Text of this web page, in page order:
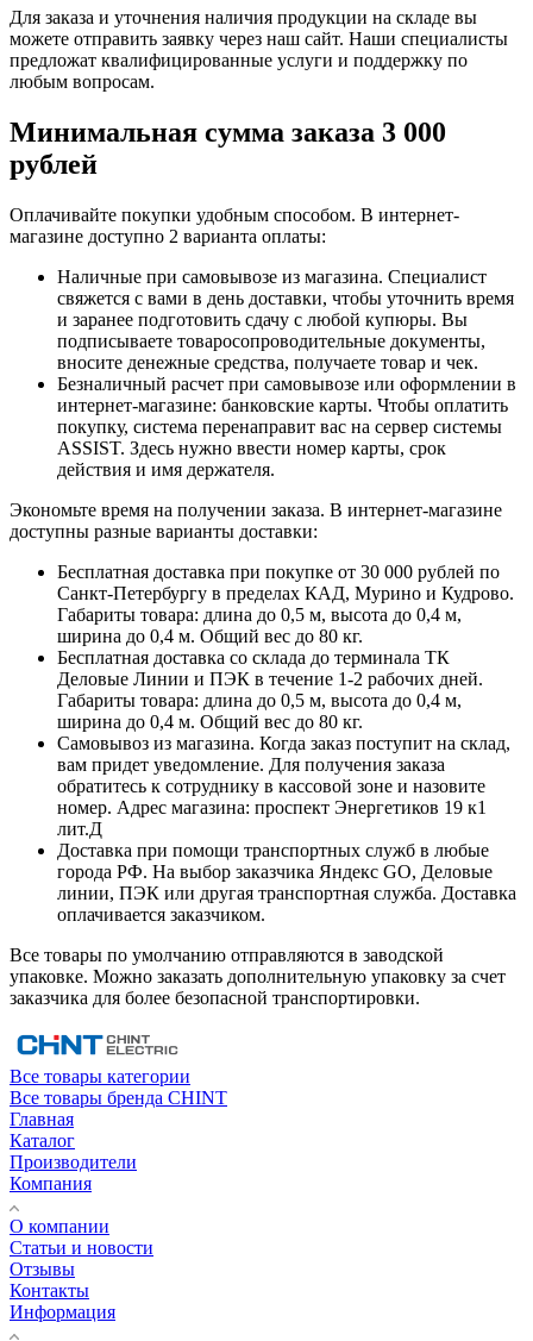
Для заказа и уточнения наличия продукции на складе вы
можете отправить заявку через наш сайт. Наши специалисты
предложат квалифицированные услуги и поддержку по
любым вопросам.
Минимальная сумма заказа 3 000
рублей
Оплачивайте покупки удобным способом. В интернет-
магазине доступно 2 варианта оплаты:
Наличные при самовывозе из магазина. Специалист
свяжется с вами в день доставки, чтобы уточнить время
и заранее подготовить сдачу с любой купюры. Вы
подписываете товаросопроводительные документы,
вносите денежные средства, получаете товар и чек.
Безналичный расчет при самовывозе или оформлении в
интернет-магазине: банковские карты. Чтобы оплатить
покупку, система перенаправит вас на сервер системы
ASSIST. Здесь нужно ввести номер карты, срок
действия и имя держателя.
Экономьте время на получении заказа. В интернет-магазине
доступны разные варианты доставки:
Бесплатная доставка при покупке от 30 000 рублей по
Санкт-Петербургу в пределах КАД, Мурино и Кудрово.
Габариты товара: длина до 0,5 м, высота до 0,4 м,
ширина до 0,4 м. Общий вес до 80 кг.
Бесплатная доставка со склада до терминала ТК
Деловые Линии и ПЭК в течение 1-2 рабочих дней.
Габариты товара: длина до 0,5 м, высота до 0,4 м,
ширина до 0,4 м. Общий вес до 80 кг.
Самовывоз из магазина. Когда заказ поступит на склад,
вам придет уведомление. Для получения заказа
обратитесь к сотруднику в кассовой зоне и назовите
номер. Адрес магазина: проспект Энергетиков 19 к1
лит.Д
Доставка при помощи транспортных служб в любые
города РФ. На выбор заказчика Яндекс GO, Деловые
линии, ПЭК или другая транспортная служба. Доставка
оплачивается заказчиком.
Все товары по умолчанию отправляются в заводской
упаковке. Можно заказать дополнительную упаковку за счет
заказчика для более безопасной транспортировки.
Все товары категории
Все товары бренда CHINT
Главная
Каталог
Производители
Компания
О компании
Статьи и новости
Отзывы
Контакты
Информация